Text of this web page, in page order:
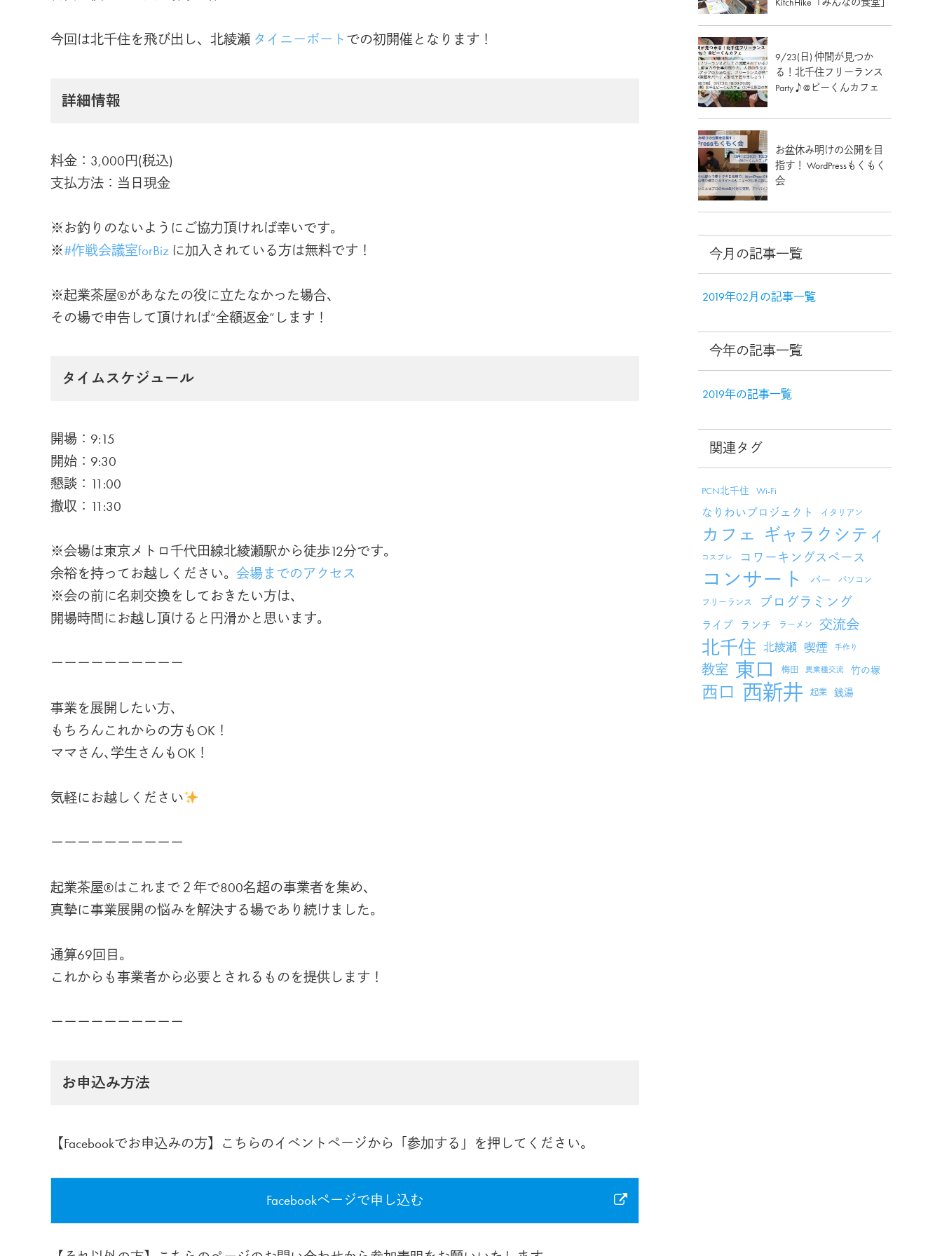
今回は北千住を飛び出し、北綾瀬 タイニーボート での初開催となります！
詳細情報
料金：3,000円(税込)
支払方法：当日現金
※お釣りのないようにご協力頂ければ幸いです｡
※#作戦会議室forBiz に加入されている方は無料です！
※起業茶屋®があなたの役に立たなかった場合､
その場で申告して頂ければ“全額返金”します！
タイムスケジュール
開場：9:15
開始：9:30
懇談：11:00
撤収：11:30
※会場は東京メトロ千代田線北綾瀬駅から徒歩12分です｡
余裕を持ってお越しください｡ 会場までのアクセス
※会の前に名刺交換をしておきたい方は､
開場時間にお越し頂けると円滑かと思います｡
ーーーーーーーーーー
事業を展開したい方､
もちろんこれからの方もOK！
ママさん､学生さんもOK！
気軽にお越しください
ーーーーーーーーーー
起業茶屋®はこれまで２年で800名超の事業者を集め､
真摯に事業展開の悩みを解決する場であり続けました｡
通算69回目｡
これからも事業者から必要とされるものを提供します！
ーーーーーーーーーー
お申込み方法
【Facebookでお申込みの方】こちらのイベントページから「参加する」を押してください。
Facebookページで申し込む
9/23(日) 仲間が見つか
る！北千住フリーランス
Party♪@ピーくんカフェ
お盆休み明けの公開を目
指す！ WordPressもくもく
会
今月の記事一覧
2019年02月の記事一覧
今年の記事一覧
2019年の記事一覧
関連タグ
PCN北千住 Wi-Fi
なりわいプロジェクト イタリアン
カフェ ギャラクシティ
コスプレ コワーキングスペース
コンサート バー
パソコン
フリーランス
プログラミング
ライブ ランチ ラーメン 交流会
北千住 北綾瀬 喫煙 手作り
教室 東口 梅田 異業種交流 竹の塚
西口 西新井 起業 銭湯